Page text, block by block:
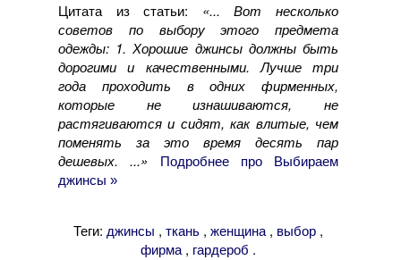
Цитата из статьи: «... Вот несколько
советов по выбору этого предмета
одежды: 1. Хорошие джинсы должны быть
дорогими и качественными. Лучше три
года проходить в одних фирменных,
которые не изнашиваются, не
растягиваются и сидят, как влитые, чем
поменять за это время десять пар
дешевых. ...»
Подробнее про Выбираем
джинсы »
Теги: джинсы , ткань , женщина , выбор ,
фирма , гардероб .